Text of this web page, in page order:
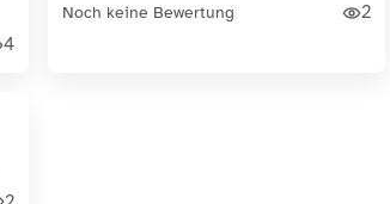
4
Noch keine Bewertung 2